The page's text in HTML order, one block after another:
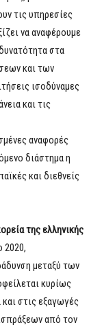
τις υπηρεσίες
να αναφέρουμε
στα
και των
ισοδύναμες
και τις
αναφορές
διάστημα η
και διεθνείς
της ελληνικής
2020,
μεταξύ των
κυρίως
στις εξαγωγές
από τον